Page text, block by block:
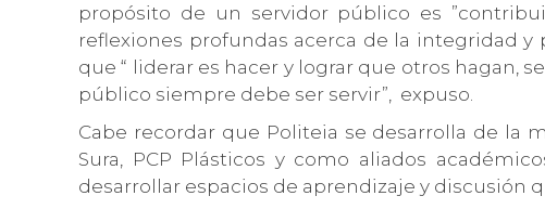
propósito de un servidor público es
reflexiones profundas acerca de la integridad
que “ liderar es hacer y lograr que otros hagan,
público siempre debe ser servir”, expuso.
Cabe recordar que Politeia se desarrolla de la
Sura, PCP Plásticos y como aliados
desarrollar espacios de aprendizaje y discusión